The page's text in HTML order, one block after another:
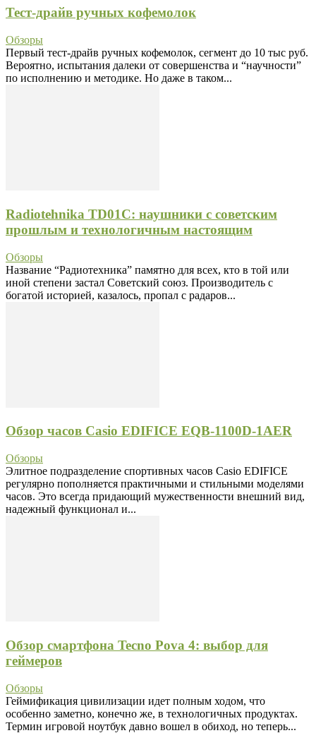
Тест-драйв ручных кофемолок
Обзоры
Первый тест-драйв ручных кофемолок, сегмент до 10 тыс руб.
Вероятно, испытания далеки от совершенства и “научности”
по исполнению и методике. Но даже в таком...
Radiotehnika TD01C: наушники с советским
прошлым и технологичным настоящим
Обзоры
Название “Радиотехника” памятно для всех, кто в той или
иной степени застал Советский союз. Производитель с
богатой историей, казалось, пропал с радаров...
Обзор часов Casio EDIFICE EQB-1100D-1AER
Обзоры
Элитное подразделение спортивных часов Casio EDIFICE
регулярно пополняется практичными и стильными моделями
часов. Это всегда придающий мужественности внешний вид,
надежный функционал и...
Обзор смартфона Tecno Pova 4: выбор для
геймеров
Обзоры
Геймификация цивилизации идет полным ходом, что
особенно заметно, конечно же, в технологичных продуктах.
Термин игровой ноутбук давно вошел в обиход, но теперь...